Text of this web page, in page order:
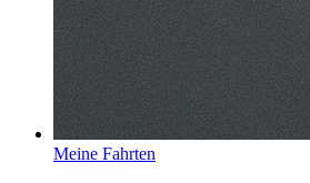
Meine Fahrten